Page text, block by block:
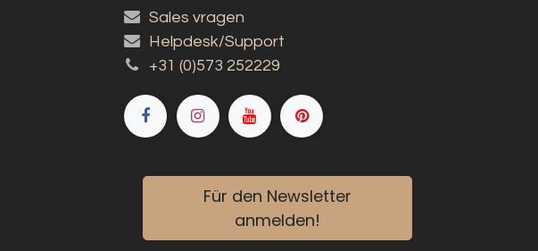
Sales vragen
Helpdesk/Support
+31 (0)573 252229
Für den Newsletter
anmelden!